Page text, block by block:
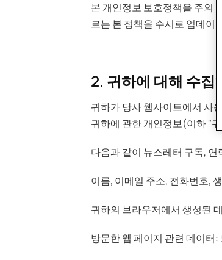
본 개인정보 보호정책을 주의
르는 본 정책을 수시로 업데이
2. 귀하에 대해 수집
귀하가 당사 웹사이트에서 사
귀하에 관한 개인정보(이하 "
다음과 같이 뉴스레터 구독,
이름, 이메일 주소, 전화번호,
귀하의 브라우저에서 생성된
방문한 웹 페이지 관련 데이터